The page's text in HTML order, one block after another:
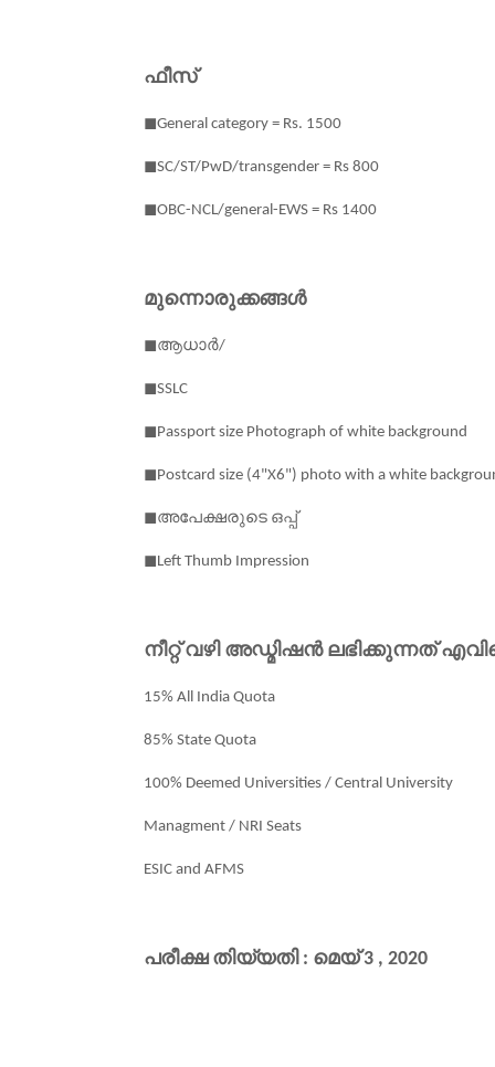
ഫീസ്
◼General category = Rs. 1500
◼SC/ST/PwD/transgender = Rs 800
◼OBC-NCL/general-EWS = Rs 1400
മുന്നൊരുക്കങ്ങൾ
◼ആധാർ/
◼SSLC
◼Passport size Photograph of white background
◼Postcard size (4"X6") photo with a white
◼അപേക്ഷരുടെ ഒപ്പ്
◼Left Thumb Impression
നീറ്റ്വഴി അഡ്മിഷൻ ലഭിക്കുന്നത്
15% All India Quota
85% State Quota
100% Deemed Universities / Central University
Managment / NRI Seats
ESIC and AFMS
പരീക്ഷ തിയ്യതി: മെയ്3 , 2020